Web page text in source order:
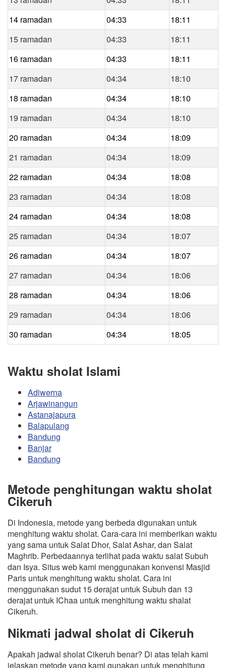
14 ramadan
04:33
18:11
15 ramadan
04:33
18:11
16 ramadan
04:33
18:11
17 ramadan
04:34
18:10
18 ramadan
04:34
18:10
19 ramadan
04:34
18:10
20 ramadan
04:34
18:09
21 ramadan
04:34
18:09
22 ramadan
04:34
18:08
23 ramadan
04:34
18:08
24 ramadan
04:34
18:08
25 ramadan
04:34
18:07
26 ramadan
04:34
18:07
27 ramadan
04:34
18:06
28 ramadan
04:34
18:06
29 ramadan
04:34
18:06
30 ramadan
04:34 18:05
Waktu sholat Islami
Adiwerna
Arjawinangun
Astanajapura
Balapulang
Bandung
Banjar
Bandung
Metode penghitungan waktu sholat
Cikeruh
Di Indonesia, metode yang berbeda digunakan untuk
menghitung waktu sholat. Cara-cara ini memberikan waktu
yang sama untuk Salat Dhor, Salat Ashar, dan Salat
Maghrib. Perbedaannya terlihat pada waktu salat Subuh
dan Isya. Situs web kami menggunakan konvensi Masjid
Paris untuk menghitung waktu sholat. Cara ini
menggunakan sudut 15 derajat untuk Subuh dan 13
derajat untuk IChaa untuk menghitung waktu shalat
Cikeruh.
Nikmati jadwal sholat di Cikeruh
Apakah jadwal sholat Cikeruh benar? Di atas telah kami
jelaskan metode yang kami gunakan untuk menghitung